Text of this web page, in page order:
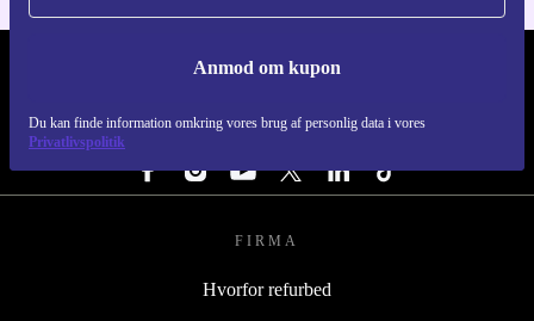
Anmod om kupon
Du kan finde information omkring vores brug af personlig data i vores
Privatlivspolitik
REFURBED DANMARK - RETHINK NEW.
FØLG OS
FIRMA
Hvorfor refurbed